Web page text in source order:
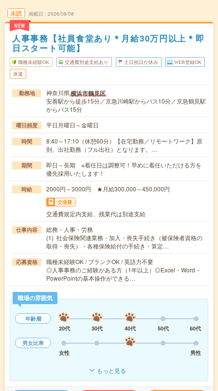
未読
NEW
掲載日 2026/08/08
人事事務【社員食堂あり＊月給30万円以上＊即
日スタート可能】
職種未経験OK 交通費別途支給あり 土日祝日が休み WEB登録OK
派遣
勤務地 神奈川県横浜市鶴見区
安善駅から徒歩15分／京急川崎駅からバス10分／京急鶴見駅
からバス15分
曜日頻度 平日月曜日～金曜日
時間
8:40～17:10（休憩60分）【在宅勤務／リモートワーク】原
則、出社勤務（フル出社）となります。…
期間
即日～長期 ※着任日は調整可！早めに着任いただける方を
優先採用いたします！
時給 2000円～3000円 ★月給300,000～450,000円
交通費
交通費規定内支給、残業代は別途支給
仕事内容
総務・人事・労務
(1) 社会保険関連業務・加入・喪失手続き（被保険者資格の
取得・喪失）・各種保険給付の手続き・算定…
応募資格
職種未経験OK / ブランクOK / 英語力不要
◎人事事務のご経験がある方（1年以上）◎Excel・Word・
PowerPointの基本操作ができる…
職場の雰囲気
年齢層
20代
30代 40代 50代
60代
男女比率
女性
男性
もっと見る